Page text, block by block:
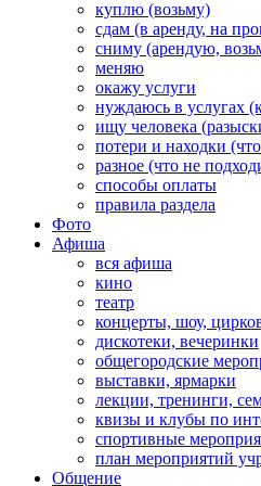
куплю (возьму)
сдам (в аренду, на
сниму (арендую,
меняю
окажу услуги
нуждаюсь в услугах
ищу человека
потери и находки
разное (что не
способы оплаты
правила раздела
Фото
Афиша
вся афиша
кино
театр
концерты, шоу,
дискотеки, вечеринки
общегородские
выставки, ярмарки
лекции, тренинги,
квизы и клубы по
спортивные
план мероприятий
Общение